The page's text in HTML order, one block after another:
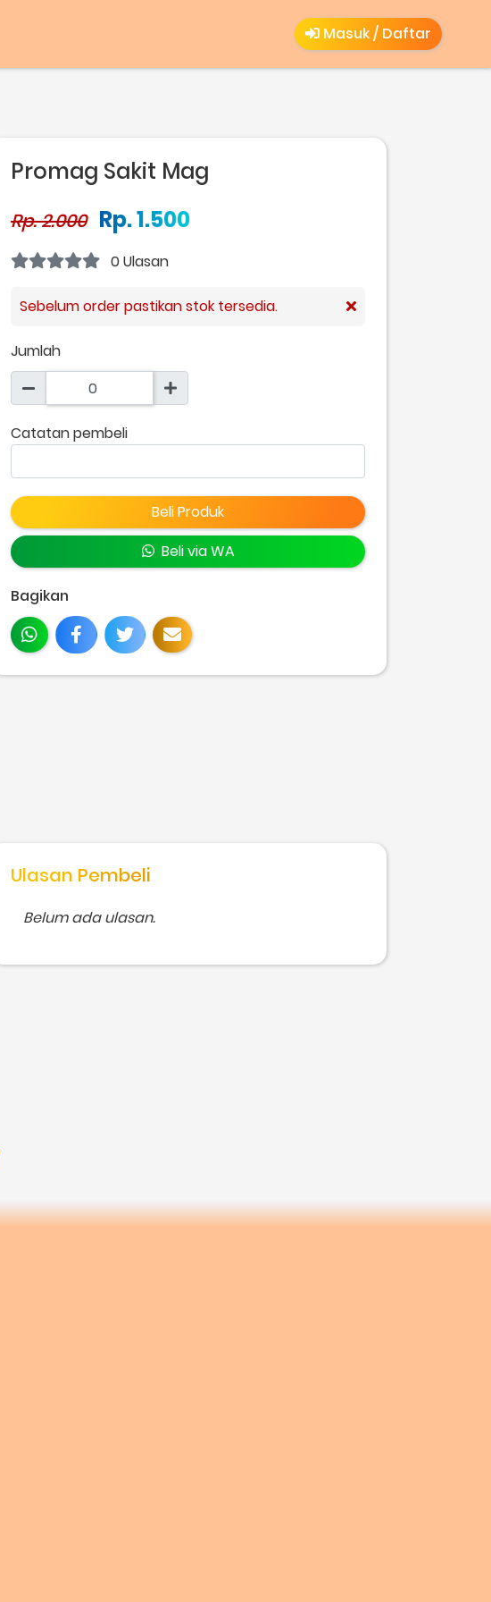
Masuk / Daftar
Promag Sakit Mag
Rp. 2.000 Rp. 1.500
0 Ulasan
Sebelum order pastikan stok tersedia.
Jumlah
Catatan pembeli
Beli Produk
Beli via WA
Bagikan
Ulasan Pembeli
Belum ada ulasan.